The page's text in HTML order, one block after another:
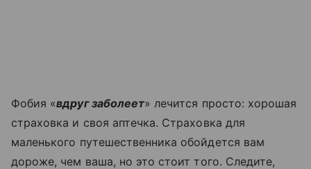
Фобия «вдруг заболеет» лечится просто: хорошая
страховка и своя аптечка. Страховка для
маленького путешественника обойдется вам
дороже, чем ваша, но это стоит того. Следите,